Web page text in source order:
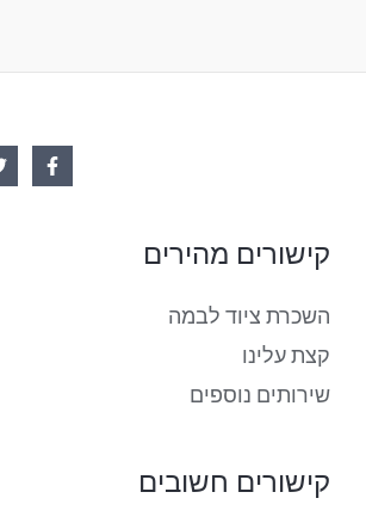
קישורים מהירים
השכרת ציוד לבמה
קצת עלינו
שירותים נוספים
קישורים חשובים